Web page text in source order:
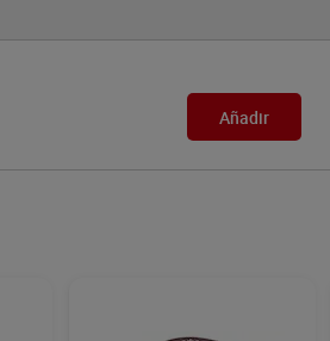
Añadir